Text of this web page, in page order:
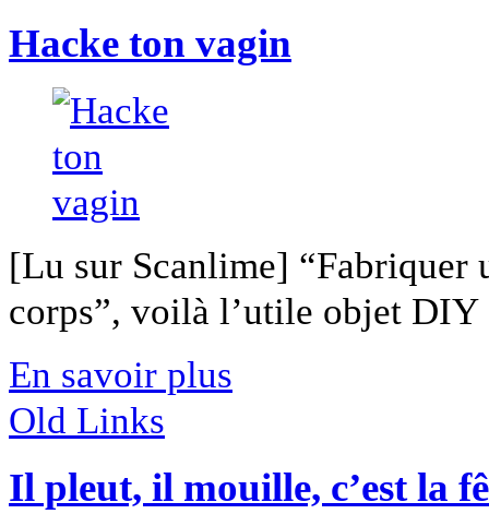
Hacke ton vagin
[Lu sur Scanlime] “Fabriquer
corps”, voilà l’utile objet
En savoir plus
Old Links
Il pleut, il mouille, c’est la